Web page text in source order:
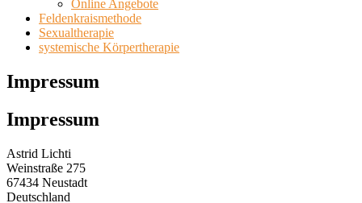
Online Angebote
Feldenkraismethode
Sexualtherapie
systemische Körpertherapie
Impressum
Impressum
Astrid Lichti
Weinstraße 275
67434 Neustadt
Deutschland